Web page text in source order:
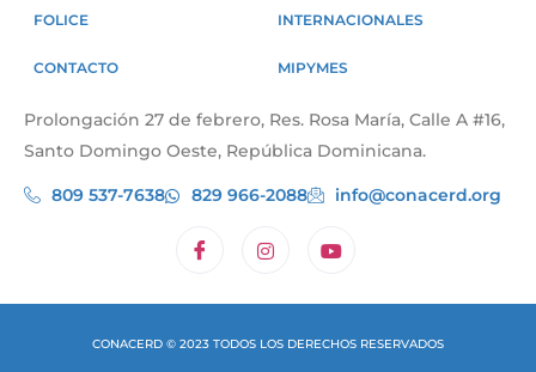
FOLICE
CONTACTO
INTERNACIONALES
MIPYMES
Prolongación 27 de febrero, Res. Rosa María, Calle A #16,
Santo Domingo Oeste, República Dominicana.
809 537-7638 829 966-2088 info@conacerd.org
CONACERD © 2023 TODOS LOS DERECHOS RESERVADOS